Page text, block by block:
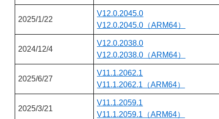
2025/1/22
V12.0.2045.0
V12.0.2045.0（ARM64）
2024/12/4
V12.0.2038.0
V12.0.2038.0（ARM64）
2025/6/27
V11.1.2062.1
V11.1.2062.1（ARM64）
2025/3/21
V11.1.2059.1
V11.1.2059.1（ARM64）